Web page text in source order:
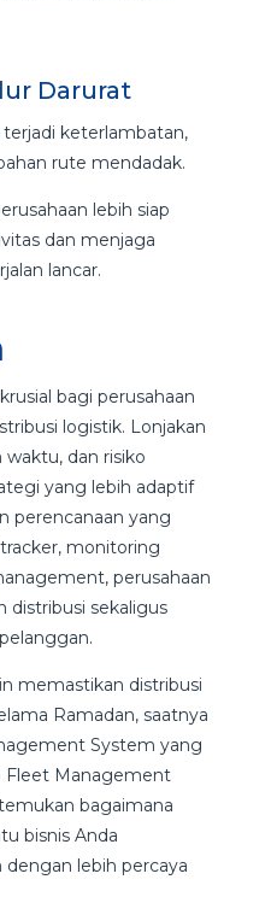
Darurat
terjadi keterlambatan,
rute mendadak.
lebih siap
dan menjaga
lancar.
bagi perusahaan
logistik. Lonjakan
dan risiko
yang lebih adaptif
perencanaan yang
monitoring
perusahaan
distribusi sekaligus
memastikan distribusi
Ramadan, saatnya
System yang
Fleet Management
bagaimana
bisnis Anda
lebih percaya